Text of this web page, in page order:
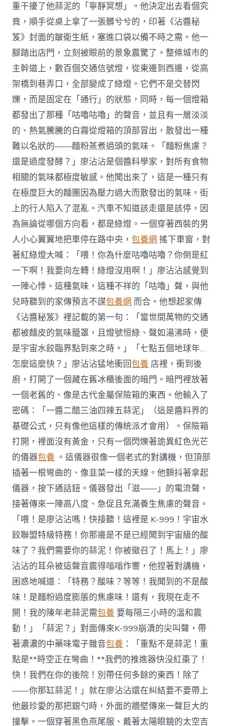
重干擾了他蒜泥的「寧靜冥想」。他決定出去看個究
竟，順手從桌上拿了一張髒兮兮的，印著《沾醬秘
笈》封面的皺衛生紙，塞進口袋以備不時之需。他一
腳踏出店門，立刻被眼前的景象震驚了。整條城市的
主幹道上，數百個交通信號燈，從東邊到西邊，從高
架橋到巷弄口，全部變成了綠燈。它們不是交替閃
爍，而是固定在「通行」的狀態，同時，每一個燈箱
都發出了那種「咕嚕咕嚕」的聲音，並且有一層淡淡
的、熱氣騰騰的白霧從燈箱的頂部冒出，散發出一種
難以名狀的——麵粉蒸煮過頭的氣味。「麵粉焦慮？
還是過度發酵？」廖沾沾是個醬料學家，對所有食物
相關的氣味都極度敏感。他聞出來了，這是一種只有
在極度巨大的麵團因為壓力過大而散發出的氣味。街
上的行人陷入了混亂。汽車不知道該走還是該停，因
為無論從哪個方向看，都是綠燈。一個穿著西裝的男
人小心翼翼地把車停在路中央，包養網 搖下車窗，對
著紅綠燈大喊：「喂！你為什麼咕嚕咕嚕？你倒是紅
一下啊！我要向左轉！綠燈沒用啊！」廖沾沾感覺到
一陣心悸。這種氣味，這種不祥的「咕嚕」聲，與他
兒時聽到的家傳預言不謀包養網 而合。他想起家傳
《沾醬秘笈》裡記載的第一句：「當世間萬物的交通
都被麵皮的氣味籠罩，且燈號恒綠、聲如湯沸時，便
是宇宙水餃臨界點到來之時。」「七點五個地球年…
怎麼這麼快？」廖沾沾猛地衝回包養 店裡，衝到後
廚，打開了一個藏在舊冰櫃後面的暗門。暗門裡放著
一個老舊的、像是古代金屬保險箱的東西。他輸入了
密碼：「一醬二醋三油四辣五蒜泥」（這是醬料界的
基礎公式，只有像他這樣的傳統派才會用）。保險箱
打開，裡面沒有黃金，只有一個閃爍著詭異紅色光芒
的儀器包養 。這儀器很像一個老式的對講機，但頂部
插著一根彎曲的、像韭菜一樣的天線。他顫抖著拿起
儀器，按下通話鈕。儀器發出「滋——」的電流聲，
接著傳來一陣高八度、急促且充滿養生焦慮的聲音。
「喂！是廖沾沾嗎！快接聽！這裡是 K-999！宇宙水
餃聯盟特級特務！你那邊是不是已經聞到宇宙級的酸
味了？我們需要你的蒜泥！你被徵召了！馬上！」廖
沾沾的耳朵被這聲音震得嗡嗡作響，他捏著對講機，
困惑地喊道：「特務？酸味？等等！我聞到的不是酸
味！是麵粉過度膨脹的焦慮味！還有，我現在走不
開！我的陳年老蒜泥需包養 要每隔三小時的溫和震
動！」「蒜泥？」對面傳來K-999崩潰的尖叫聲，帶
著濃濃的中藥味電子雜音包養 ：「重點不是蒜泥！重
點是**時空正在彎曲！**我們的推進器快沒紅棗了！
快！我們在你的後院！別帶任何多餘的東西！除了
——你那缸蒜泥！」就在廖沾沾還在糾結要不要帶上
他最珍愛的那把銀勺時，外面的牆壁傳來一聲巨大的
撞擊。一個穿著黑色燕尾服、戴著太陽眼鏡的太空吉